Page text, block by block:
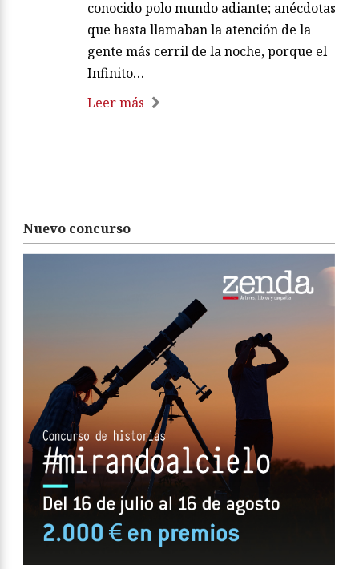
conocido polo mundo adiante; anécdotas
que hasta llamaban la atención de la
gente más cerril de la noche, porque el
Infinito…
Leer más
Nuevo concurso